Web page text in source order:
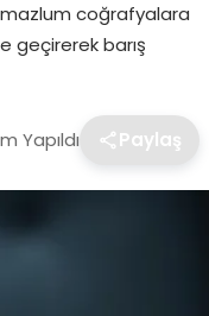
mazlum coğrafyalara
geçirerek barış
Yapıldı Paylaş